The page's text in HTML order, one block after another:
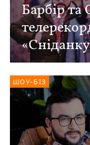
Барбір та
«Сніданку
ШОУ-БІЗ